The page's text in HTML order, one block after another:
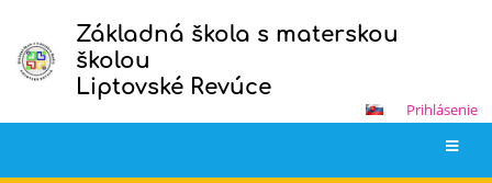
Základná škola s materskou
školou
Liptovské Revúce
Prihlásenie